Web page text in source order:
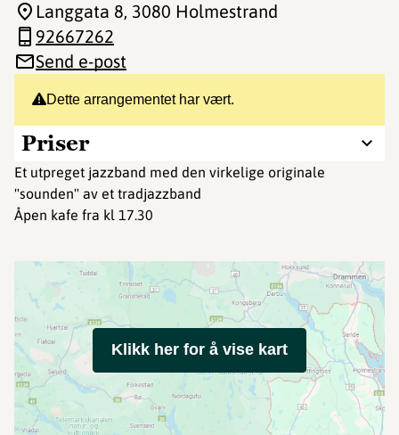
Dette arrangementet har vært.
Priser
Et utpreget jazzband med den virkelige originale
"sounden" av et tradjazzband
Åpen kafe fra kl 17.30
Langgata 8, 3080 Holmestrand
92667262
Send e-post
Klikk her for å vise kart